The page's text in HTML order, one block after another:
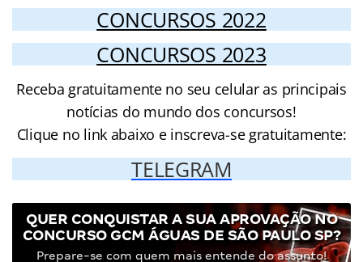
CONCURSOS 2022
CONCURSOS 2023
Receba gratuitamente no seu celular as principais
notícias do mundo dos concursos!
Clique no link abaixo e inscreva-se gratuitamente:
TELEGRAM
QUER CONQUISTAR A SUA APROVAÇÃO NO
CONCURSO GCM ÁGUAS DE SÃO PAULO SP?
Prepare-se com quem mais entende do assunto!